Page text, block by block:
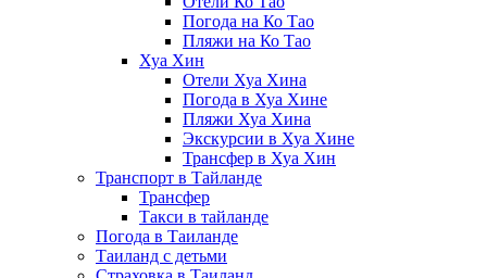
Погода на Ко Тао
Пляжи на Ко Тао
Хуа Хин
Отели Хуа Хина
Погода в Хуа Хине
Пляжи Хуа Хина
Экскурсии в Хуа Хине
Трансфер в Хуа Хин
Транспорт в Тайланде
Трансфер
Такси в тайланде
Погода в Таиланде
Таиланд с детьми